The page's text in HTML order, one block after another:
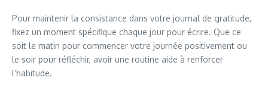
Pour maintenir la consistance dans votre journal de gratitude,
fixez un moment spécifique chaque jour pour écrire. Que ce
soit le matin pour commencer votre journée positivement ou
le soir pour réfléchir, avoir une routine aide à renforcer
l’habitude.